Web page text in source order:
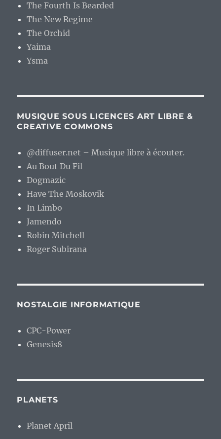
The Fourth Is Bearded
The New Regime
The Orchid
Yaima
Ysma
MUSIQUE SOUS LICENCES ART LIBRE &
CREATIVE COMMONS
@diffuser.net – Musique libre à écouter.
Au Bout Du Fil
Dogmazic
Have The Moskovik
In Limbo
Jamendo
Robin Mitchell
Roger Subirana
NOSTALGIE INFORMATIQUE
CPC-Power
Genesis8
PLANETS
Planet April